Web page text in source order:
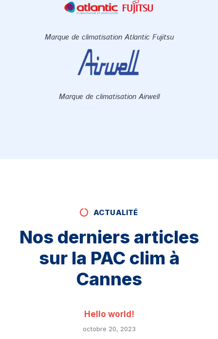
Marque de climatisation Atlantic Fujitsu
Marque de climatisation Airwell
ACTUALITÉ
Nos derniers articles
sur la PAC clim à
Cannes
Hello world!
octobre 20, 2023